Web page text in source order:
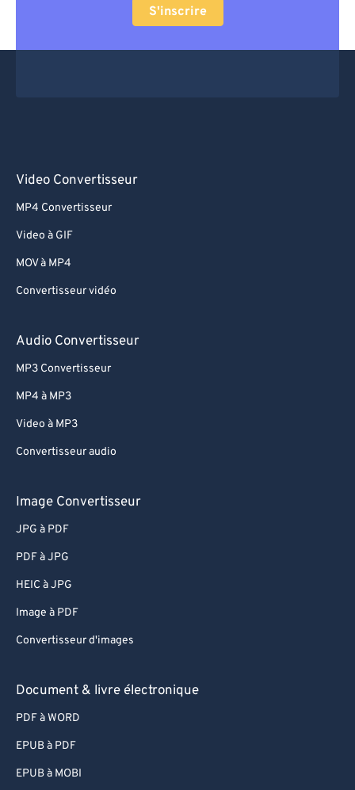
S'inscrire
Video Convertisseur
MP4 Convertisseur
Video à GIF
MOV à MP4
Convertisseur vidéo
Audio Convertisseur
MP3 Convertisseur
MP4 à MP3
Video à MP3
Convertisseur audio
Image Convertisseur
JPG à PDF
PDF à JPG
HEIC à JPG
Image à PDF
Convertisseur d'images
Document & livre électronique
PDF à WORD
EPUB à PDF
EPUB à MOBI